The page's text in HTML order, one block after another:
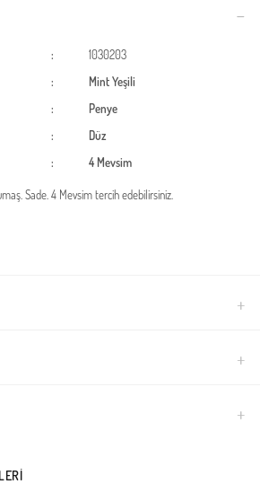
:
1030203
:
Mint Yeşili
:
Penye
:
Düz
: 4 Mevsim
Sade. 4 Mevsim tercih edebilirsiniz.